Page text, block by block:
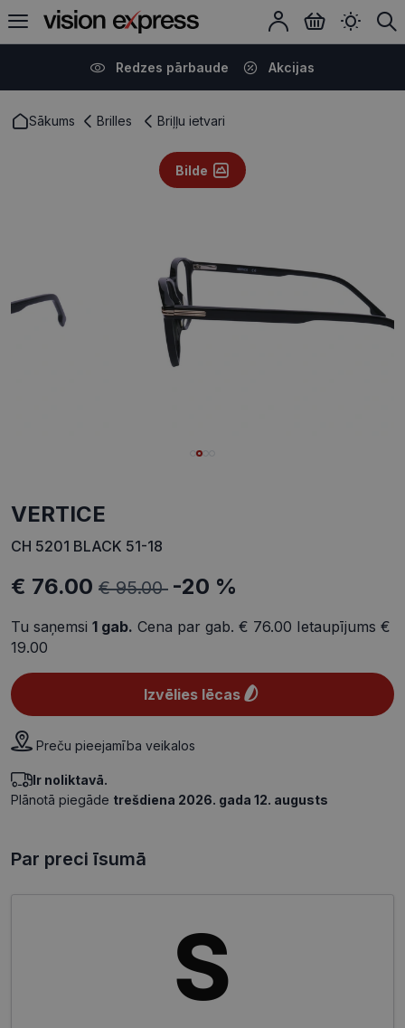
Redzes pārbaude Akcijas
Sākums Brilles Briļļu ietvari
Bilde
VERTICE
CH 5201 BLACK 51-18
€ 76.00 € 95.00 -20 %
Tu saņemsi 1 gab. Cena par gab. € 76.00 Ietaupījums €
19.00
Izvēlies lēcas
Preču pieejamība veikalos
Ir noliktavā.
Plānotā piegāde trešdiena 2026. gada 12. augusts
Par preci īsumā